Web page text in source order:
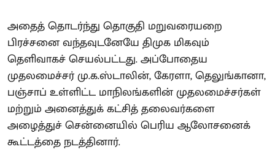
அதைத் தொடர்ந்து தொகுதி மறுவரையறை
பிரச்சனை வந்தவுடனேயே திமுக மிகவும்
தெளிவாகச் செயல்பட்டது. அப்போதைய
முதலமைச்சர் மு.க.ஸ்டாலின், கேரளா, தெலுங்கானா,
பஞ்சாப் உள்ளிட்ட மாநிலங்களின் முதலமைச்சர்கள்
மற்றும் அனைத்துக் கட்சித் தலைவர்களை
அழைத்துச் சென்னையில் பெரிய ஆலோசனைக்
கூட்டத்தை நடத்தினார்.